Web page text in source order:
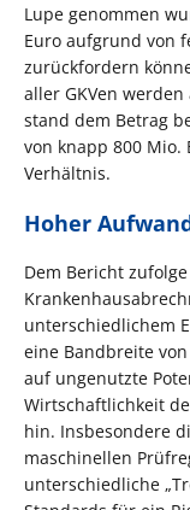
Lupe genommen
Euro aufgrund von
zurückfordern
aller GKVen
stand dem Betrag
von knapp 800 Mio.
Verhältnis.
Hoher
Dem Bericht
unterschiedlichem
eine Bandbreite
auf ungenutzte
Wirtschaftlichkeit
hin. Insbesondere
maschinellen
unterschiedliche